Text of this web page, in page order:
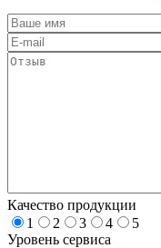
Качество продукции
1
2 3 4
5
Уровень сервиса